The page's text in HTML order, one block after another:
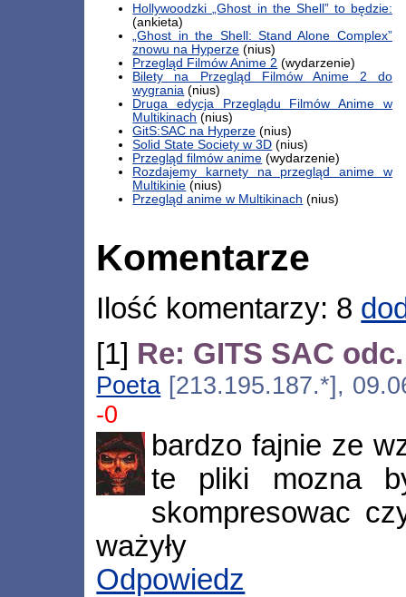
Hollywoodzki „Ghost in the Shell” to będzie:
(ankieta)
„Ghost in the Shell: Stand Alone Complex”
znowu na Hyperze (nius)
Przegląd Filmów Anime 2 (wydarzenie)
Bilety na Przegląd Filmów Anime 2 do
wygrania (nius)
Druga edycja Przeglądu Filmów Anime w
Multikinach (nius)
GitS:SAC na Hyperze (nius)
Solid State Society w 3D (nius)
Przegląd filmów anime (wydarzenie)
Rozdajemy karnety na przegląd anime w
Multikinie (nius)
Przegląd anime w Multikinach (nius)
Komentarze
Ilość komentarzy: 8
[1] Re: GITS SAC
Poeta [213.195.187.*],
-0
bardzo fajnie ze
te pliki mozna
skompresowac
ważyły
Odpowiedz